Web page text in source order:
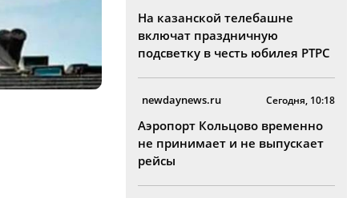
На казанской телебашне
включат праздничную
подсветку в честь юбилея РТРС
newdaynews.ru Сегодня, 10:18
Аэропорт Кольцово временно
не принимает и не выпускает
рейсы